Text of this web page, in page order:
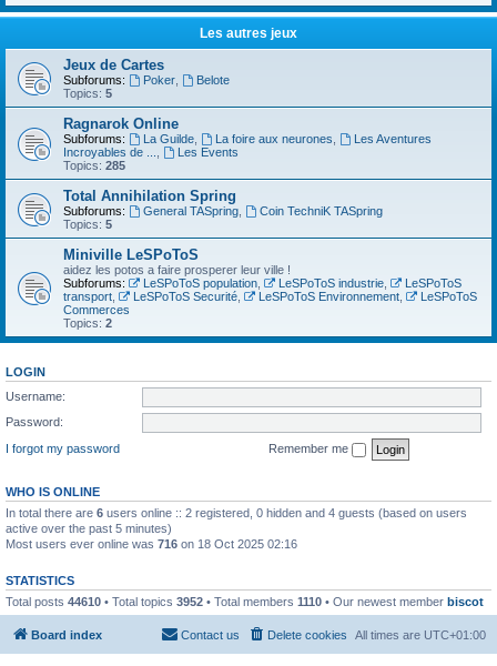
Les autres jeux
Jeux de Cartes
Subforums: Poker,
Belote
Topics: 5
Ragnarok Online
Subforums: La Guilde, La foire aux neurones
Les Aventures
Incroyables de ...
Les Events
Topics: 285
Total Annihilation Spring
Subforums: General TASpring,
Coin TechniK TASpring
Topics: 5
Miniville LeSPoToS
aidez les potos a faire prosperer leur ville !
Subforums:
LeSPoToS population, LeSPoToS industrie,
LeSPoToS
transport
LeSPoToS Securité, LeSPoToS Environnement,
LeSPoToS
Commerces
Topics: 2
LOGIN
Username:
Password:
I forgot my password
Remember me
WHO IS ONLINE
In total there are 6 users online :: 2 registered, 0 hidden and 4 guests (based on users
active over the past 5 minutes)
Most users ever online was 716 on 18 Oct 2025 02:16
STATISTICS
Total posts 44610 • Total topics 3952 • Total members 1110 • Our newest member biscot
Board index All times are UTC+01:00
Delete cookies
Contact us